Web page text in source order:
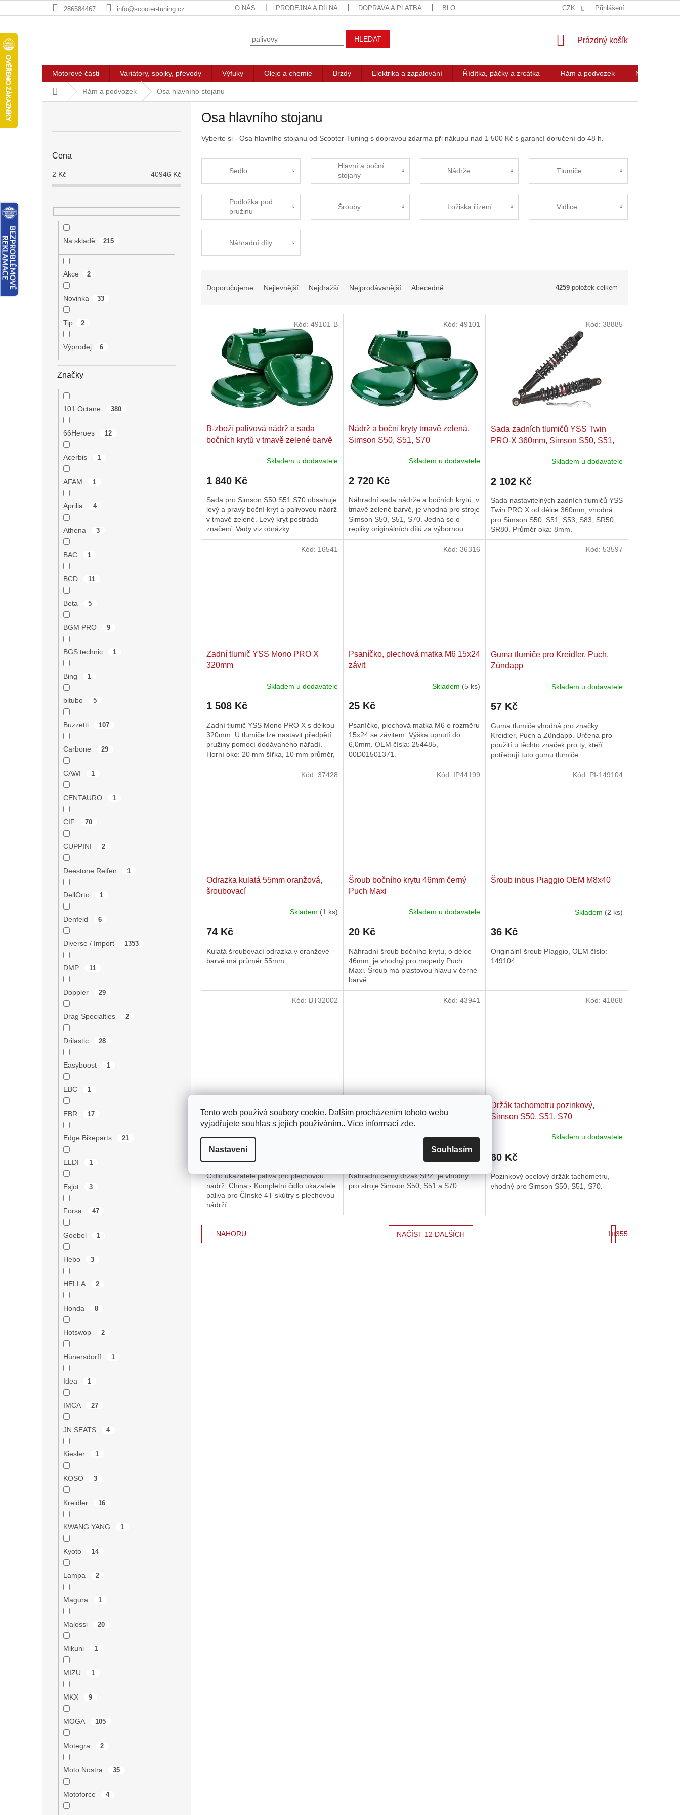
Tento web používá soubory cookie. Dalším procházením tohoto webu
vyjadřujete souhlas s jejich používáním.. Více informací zde.
Nastavení Souhlasím
na
286584467 info@scooter-tuning.cz O NÁS PRODEJNA A DÍLNA DOPRAVA A PLATBA BLOG CZK Přihlášení
HLEDAT
NÁKUPNÍ
Prázdný košík
Motorové části Variátory, spojky, převody Výfuky Oleje a chemie Brzdy Elektrika a zapalování Řídítka, páčky a zrcátka Rám a podvozek Nářadí a
Domů Rám a podvozek Osa hlavního stojanu
Cena
2 Kč 40946 Kč
Na skladě 215
Akce 2
Novinka 33
Tip 2
Výprodej 6
Značky
101 Octane 380
66Heroes 12
Acerbis 1
AFAM 1
Aprilia 4
Athena 3
BAC 1
BCD 11
Beta 5
BGM PRO 9
BGS technic 1
Bing 1
bitubo 5
Buzzetti 107
Carbone 29
CAWI 1
CENTAURO 1
CIF 70
CUPPINI 2
Deestone Reifen 1
DellOrto 1
Denfeld 6
Diverse / Import 1353
DMP 11
Doppler 29
Drag Specialties 2
Drilastic 28
Easyboost 1
EBC 1
EBR 17
Edge Bikeparts 21
ELDI 1
Esjot 3
Forsa 47
Goebel 1
Hebo 3
HELLA 2
Honda 8
Hotswop 2
Hünersdorff 1
Idea 1
IMCA 27
JN SEATS 4
Kiesler 1
KOSO 3
Kreidler 16
KWANG YANG 1
Kyoto 14
Lampa 2
Magura 1
Malossi 20
Mikuni 1
MIZU 1
MKX 9
MOGA 105
Motegra 2
Moto Nostra 35
Motoforce 4
Osa hlavního stojanu
Vyberte si - Osa hlavního stojanu od Scooter-Tuning s dopravou zdarma při nákupu nad 1 500 Kč s garancí doručení do 48 h.
Sedlo
Hlavní a boční
stojany
Nádrže Tlumiče
Podložka pod
pružinu
Šrouby Ložiska řízení Vidlice
Náhradní díly
Doporučujeme Nejlevnější Nejdražší Nejprodávanější Abecedně 4259 položek celkem
B-zboží palivová nádrž a sada
bočních krytů v tmavě zelené barvě
Skladem u dodavatele
1 840 Kč
Sada pro Simson S50 S51 S70 obsahuje
levý a pravý boční kryt a palivovou nádrž
v tmavě zelené. Levý kryt postrádá
značení. Vady viz obrázky.
Kód: 49101-B
Nádrž a boční kryty tmavě zelená,
Simson S50, S51, S70
Skladem u dodavatele
2 720 Kč
Náhradní sada nádrže a bočních krytů, v
tmavě zelené barvě, je vhodná pro stroje
Simson S50, S51, S70. Jedná se o
repliky originálních dílů za výbornou
cenu, ve srovnání s...
Kód: 49101
Sada zadních tlumičů YSS Twin
PRO-X 360mm, Simson S50, S51,
Skladem u dodavatele
2 102 Kč
Sada nastavitelných zadních tlumičů YSS
Twin PRO X od délce 360mm, vhodná
pro Simson S50, S51, S53, S83, SR50,
SR80. Průměr oka: 8mm.
Kód: 38885
Zadní tlumič YSS Mono PRO X
320mm
Skladem u dodavatele
1 508 Kč
Zadní tlumič YSS Mono PRO X s délkou
320mm. U tlumiče lze nastavit předpětí
pružiny pomocí dodávaného nářadí.
Horní oko: 20 mm šířka, 10 mm průměr,
dolní vidlice: 20 mm šířka,...
Kód: 16541
Psaníčko, plechová matka M6 15x24
závit
Skladem (5 ks)
25 Kč
Psaníčko, plechová matka M6 o rozměru
15x24 se závitem. Výška upnutí do
6,0mm. OEM čísla: 254485,
00D01501371.
Kód: 36316
Guma tlumiče pro Kreidler, Puch,
Zündapp
Skladem u dodavatele
57 Kč
Guma tlumiče vhodná pro značky
Kreidler, Puch a Zündapp. Určena pro
použití u těchto značek pro ty, kteří
potřebují tuto gumu tlumiče.
Kód: 53597
Odrazka kulatá 55mm oranžová,
šroubovací
Skladem (1 ks)
74 Kč
Kulatá šroubovací odrazka v oranžové
barvě má průměr 55mm.
Kód: 37428
Šroub bočního krytu 46mm černý
Puch Maxi
Skladem u dodavatele
20 Kč
Náhradní šroub bočního krytu, o délce
46mm, je vhodný pro mopedy Puch
Maxi. Šroub má plastovou hlavu v černé
barvě.
Kód: IP44199
Šroub inbus Piaggio OEM M8x40
Skladem (2 ks)
36 Kč
Originální šroub PIaggio, OEM číslo:
149104
Kód: PI-149104
plechovou nádrž, China
Čidlo ukazatele paliva pro plechovou
nádrž, China - Kompletní čidlo ukazatele
paliva pro Čínské 4T skútry s plechovou
nádrží.
Kód: BT32002
S70
Skladem u dodavatele
Náhradní černý držák SPZ, je vhodný
pro stroje Simson S50, S51 a S70.
Kód: 43941
Držák tachometru pozinkový,
Simson S50, S51, S70
Skladem u dodavatele
60 Kč
Pozinkový ocelový držák tachometru,
vhodný pro Simson S50, S51, S70.
Kód: 41868
NAČÍST 12 DALŠÍCH
t
1 355
NAHORU